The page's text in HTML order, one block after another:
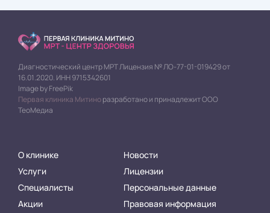
Диагностический центр МРТ Лицензия № ЛО-77-01-019429 от
16.01.2020. ИНН 9715342601
Image by FreePik
Первая клиника Митиноразработано и принадлежит ООО
ТеоМедиа
О клинике
Услуги
Специалисты
Акции
Новости
Лицензии
Персональные данные
Правовая информация